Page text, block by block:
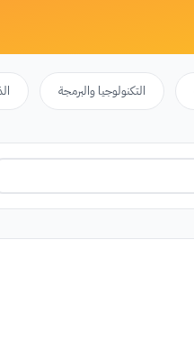
التكنولوجيا والبرمجة